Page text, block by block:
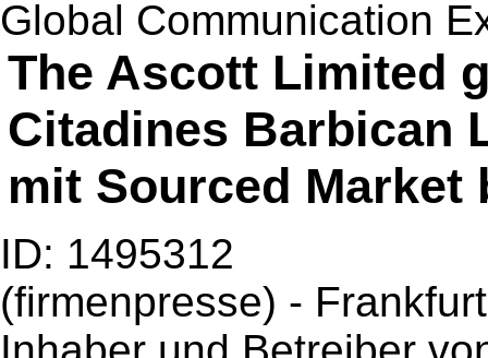
Global Communication
The Ascott Limited
Citadines Barbican
mit Sourced Market
ID: 1495312
(firmenpresse) -